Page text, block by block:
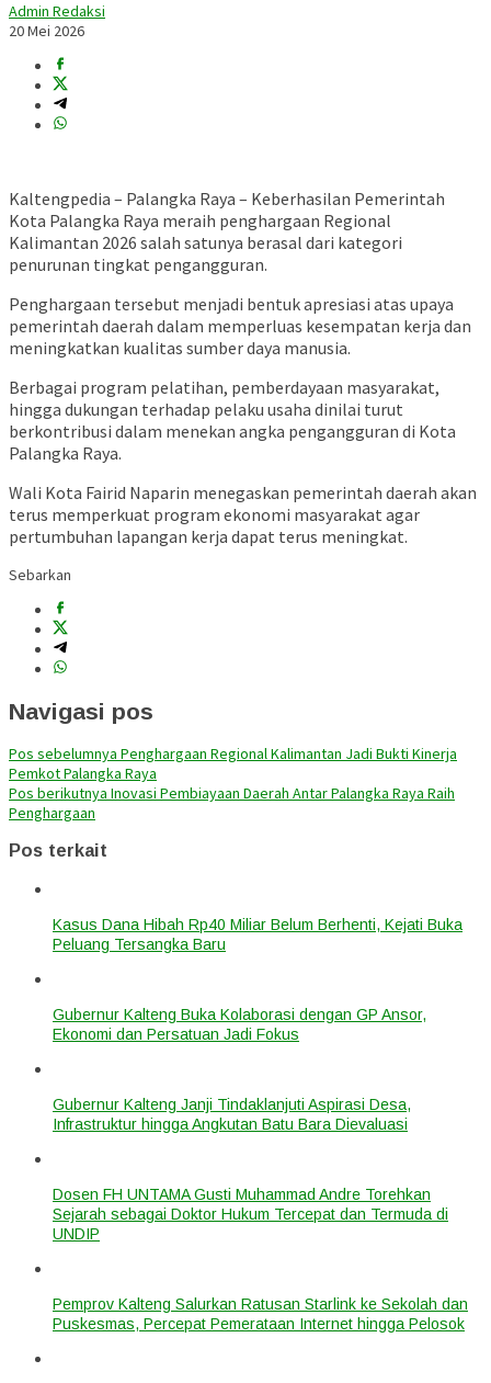
Admin Redaksi
20 Mei 2026
Kaltengpedia – Palangka Raya – Keberhasilan Pemerintah
Kota Palangka Raya meraih penghargaan Regional
Kalimantan 2026 salah satunya berasal dari kategori
penurunan tingkat pengangguran.
Penghargaan tersebut menjadi bentuk apresiasi atas upaya
pemerintah daerah dalam memperluas kesempatan kerja dan
meningkatkan kualitas sumber daya manusia.
Berbagai program pelatihan, pemberdayaan masyarakat,
hingga dukungan terhadap pelaku usaha dinilai turut
berkontribusi dalam menekan angka pengangguran di Kota
Palangka Raya.
Wali Kota Fairid Naparin menegaskan pemerintah daerah akan
terus memperkuat program ekonomi masyarakat agar
pertumbuhan lapangan kerja dapat terus meningkat.
Sebarkan
Navigasi pos
Pos sebelumnya Penghargaan Regional Kalimantan Jadi Bukti Kinerja
Pemkot Palangka Raya
Pos berikutnya Inovasi Pembiayaan Daerah Antar Palangka Raya Raih
Penghargaan
Pos terkait
Kasus Dana Hibah Rp40 Miliar Belum Berhenti, Kejati Buka
Peluang Tersangka Baru
Gubernur Kalteng Buka Kolaborasi dengan GP Ansor,
Ekonomi dan Persatuan Jadi Fokus
Gubernur Kalteng Janji Tindaklanjuti Aspirasi Desa,
Infrastruktur hingga Angkutan Batu Bara Dievaluasi
Dosen FH UNTAMA Gusti Muhammad Andre Torehkan
Sejarah sebagai Doktor Hukum Tercepat dan Termuda di
UNDIP
Pemprov Kalteng Salurkan Ratusan Starlink ke Sekolah dan
Puskesmas, Percepat Pemerataan Internet hingga Pelosok